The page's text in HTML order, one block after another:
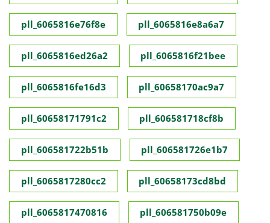
pll_6065816e76f8e pll_6065816e8a6a7
pll_6065816ed26a2 pll_6065816f21bee
pll_6065816fe16d3 pll_60658170ac9a7
pll_60658171791c2 pll_606581718cf8b
pll_606581722b51b pll_606581726e1b7
pll_6065817280cc2 pll_60658173cd8bd
pll_6065817470816 pll_606581750b09e